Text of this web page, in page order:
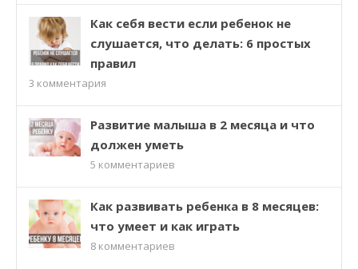
Как себя вести если ребенок не
слушается, что делать: 6 простых
правил
3 комментария
Развитие малыша в 2 месяца и что
должен уметь
5 комментариев
Как развивать ребенка в 8 месяцев:
что умеет и как играть
8 комментариев